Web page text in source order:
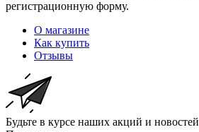
регистрационную форму.
О магазине
Как купить
Отзывы
Будьте в курсе наших акций и новостей